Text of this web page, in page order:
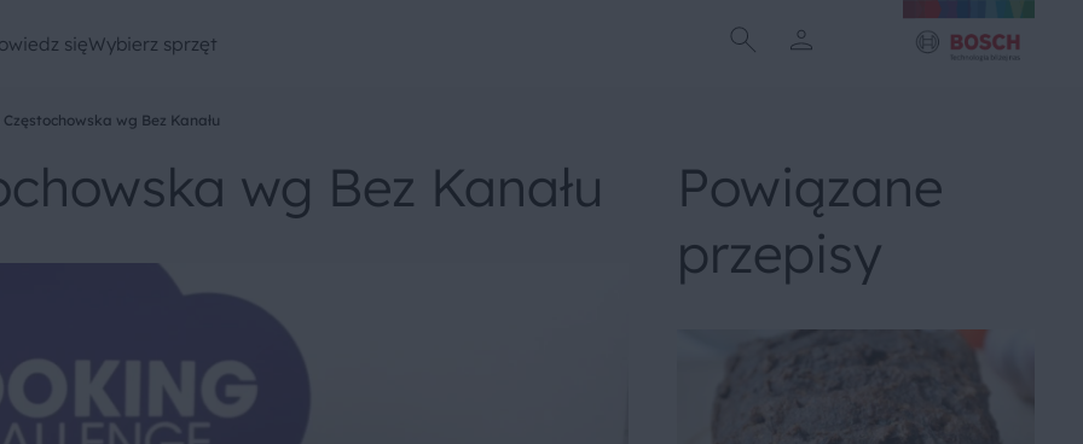
sięWybierz sprzęt
wg Bez Kanału
wg Bez Kanału
Powiązane
przepisy